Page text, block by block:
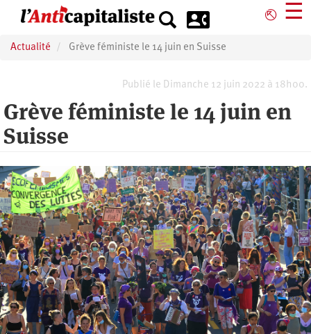
principal
⎋ ☰
Actualité Grève féministe le 14 juin en Suisse
Publié le Dimanche 12 juin 2022 à 18h00.
Grève féministe le 14 juin en
Suisse